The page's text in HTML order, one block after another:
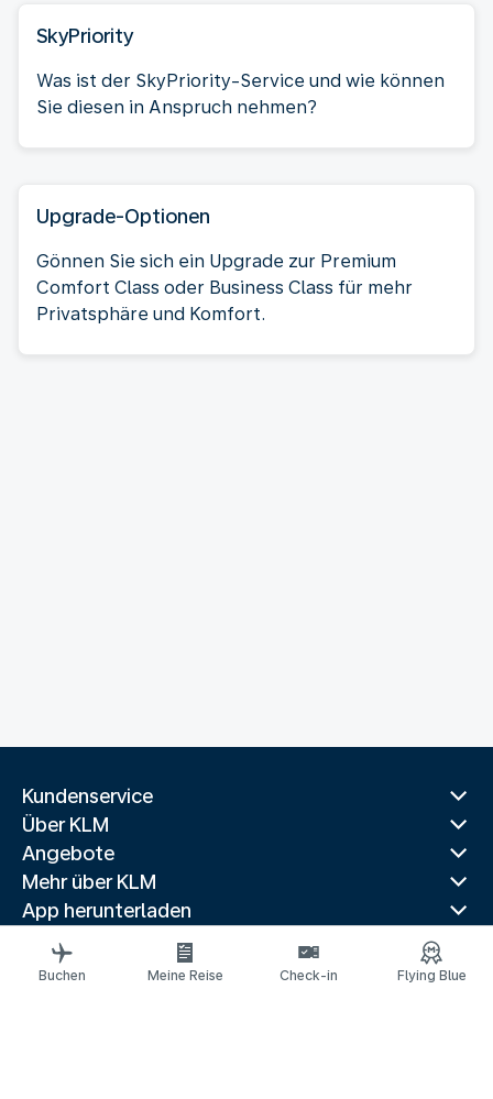
SkyPriority
Was ist der SkyPriority-Service und wie können
Sie diesen in Anspruch nehmen?
Upgrade-Optionen
Gönnen Sie sich ein Upgrade zur Premium
Comfort Class oder Business Class für mehr
Privatsphäre und Komfort.
Kundenservice
Über KLM
Angebote
Mehr über KLM
App herunterladen
Verwandte Websites
Reiseführer
Buchen Meine Reise Check-in Flying Blue